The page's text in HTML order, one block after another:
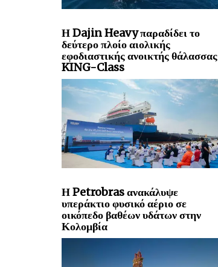
Η Dajin Heavy παραδίδει το
δεύτερο πλοίο αιολικής
εφοδιαστικής ανοικτής θάλασσας
KING-Class
Η Petrobras ανακάλυψε
υπεράκτιο φυσικό αέριο σε
οικόπεδο βαθέων υδάτων στην
Κολομβία